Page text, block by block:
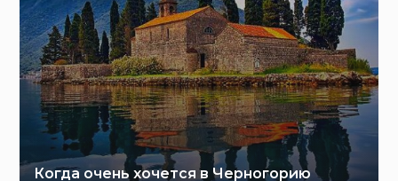
Когда очень хочется в Черногорию